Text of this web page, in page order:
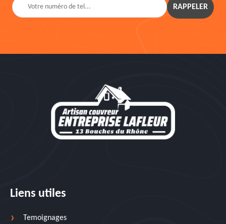
Liens utiles
Temoignages